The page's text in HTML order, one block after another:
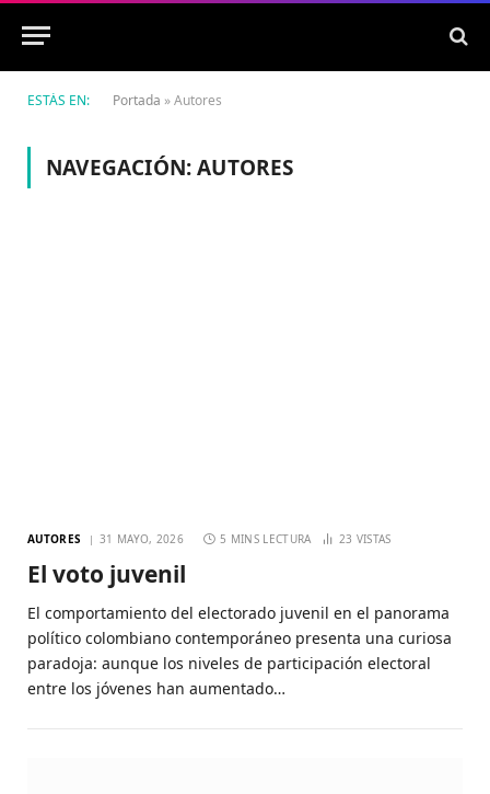
ESTÁS EN: Portada »Autores
NAVEGACIÓN:AUTORES
AUTORES 31 MAYO, 2026 5 MINS LECTURA 23 VISTAS
El voto juvenil
El comportamiento del electorado juvenil en el panorama
político colombiano contemporáneo presenta una curiosa
paradoja: aunque los niveles de participación electoral
entre los jóvenes han aumentado…